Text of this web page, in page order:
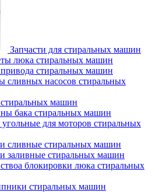
Запчасти для стиральных машин
люка стиральных машин
стиральных машин
сливных насосов стиральных
машин
бака стиральных машин
для моторов стиральных
сливные стиральных машин
заливные стиральных машин
блокировки люка стиральных
стиральных машин